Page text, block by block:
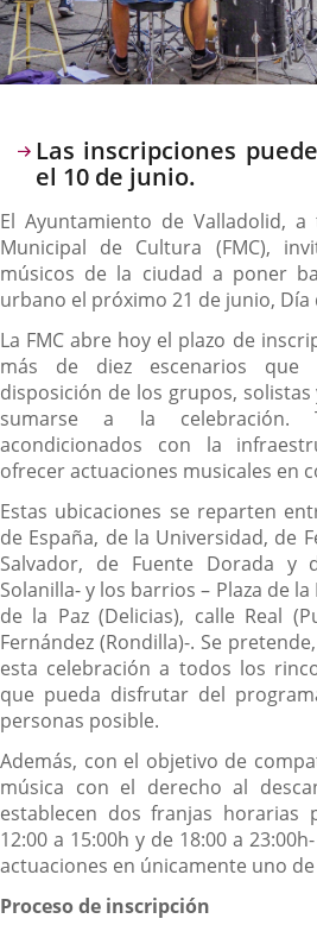
Descripción
Las inscripciones
el 10 de junio.
El Ayuntamiento de Valladolid,
Municipal de Cultura (FMC),
músicos de la ciudad a poner
urbano el próximo 21 de junio, Día
La FMC abre hoy el plazo de
más de diez escenarios
disposición de los grupos,
sumarse a la celebración.
acondicionados con la
ofrecer actuaciones musicales en
Estas ubicaciones se reparten
de España, de la Universidad, de
Salvador, de Fuente Dorada y
Solanilla- y los barrios – Plaza de
de la Paz (Delicias), calle Real
Fernández (Rondilla)-. Se
esta celebración a todos los
que pueda disfrutar del
personas posible.
Además, con el objetivo de
música con el derecho al
establecen dos franjas horarias
12:00 a 15:00h y de 18:00 a
actuaciones en únicamente uno
Proceso de inscripción